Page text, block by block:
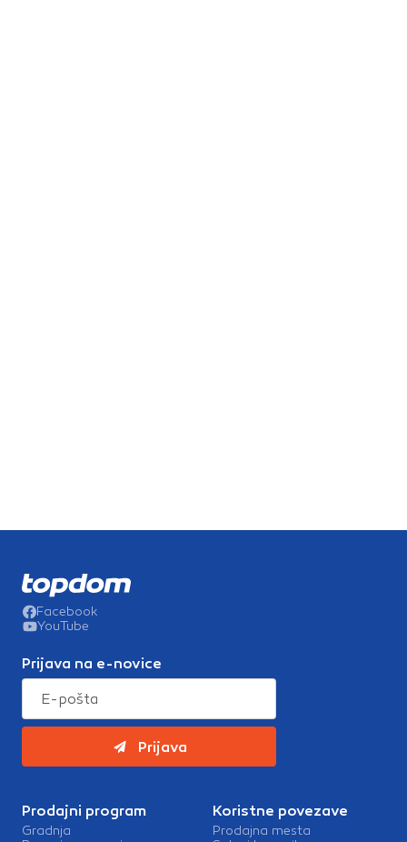
Facebook
YouTube
Prijava na e-novice
Prijava
Prodajni program
Gradnja
Koristne povezave
Prodajna mesta